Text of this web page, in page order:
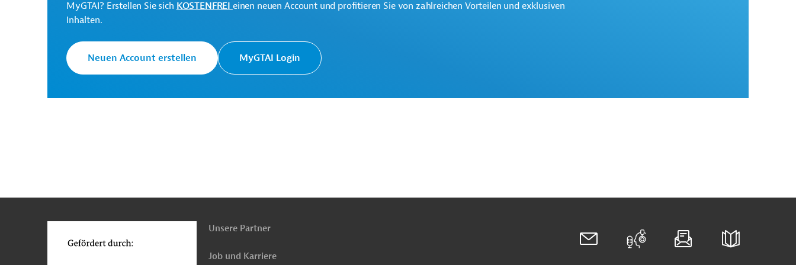
MyGTAI? Erstellen Sie sich KOSTENFREI einen neuen Account und profitieren Sie von zahlreichen Vorteilen und exklusiven
Inhalten.
Neuen Account erstellen MyGTAI Login
oben
Unsere Partner
Job und Karriere